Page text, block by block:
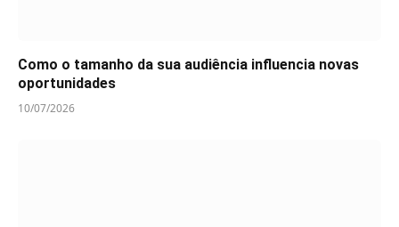
Como o tamanho da sua audiência influencia novas
oportunidades
10/07/2026